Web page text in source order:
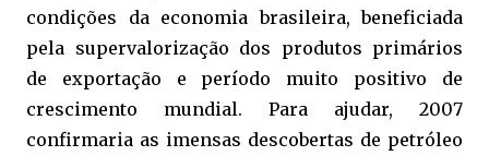
condições da economia brasileira, beneficiada
pela supervalorização dos produtos primários
de exportação e período muito positivo de
crescimento mundial. Para ajudar, 2007
confirmaria as imensas descobertas de petróleo